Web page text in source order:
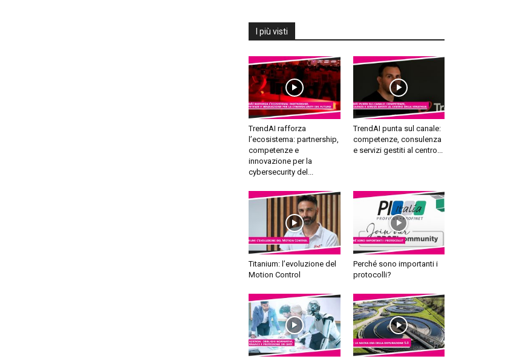
I più visti
TrendAI rafforza
l’ecosistema: partnership,
competenze e
innovazione per la
cybersecurity del...
TrendAI punta sul canale:
competenze, consulenza
e servizi gestiti al centro...
Titanium: l’evoluzione del
Motion Control
Perché sono importanti i
protocolli?